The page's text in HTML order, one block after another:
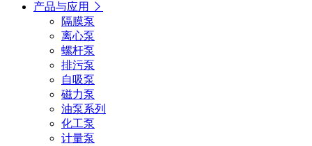
产品与应用
隔膜泵
离心泵
螺杆泵
排污泵
自吸泵
磁力泵
油泵系列
化工泵
计量泵